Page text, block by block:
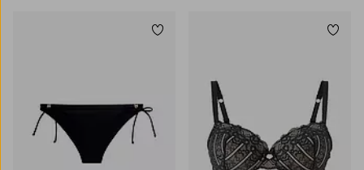
Tilføj til favoritter